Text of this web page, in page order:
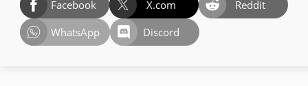
Facebook X.com
Reddit
WhatsApp
Discord